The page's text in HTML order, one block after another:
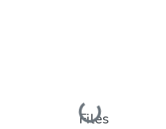
Loading...
Files